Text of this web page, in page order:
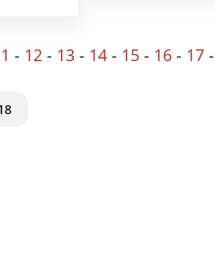
- 12 - 13 - 14 - 15 - 16 - 17 -